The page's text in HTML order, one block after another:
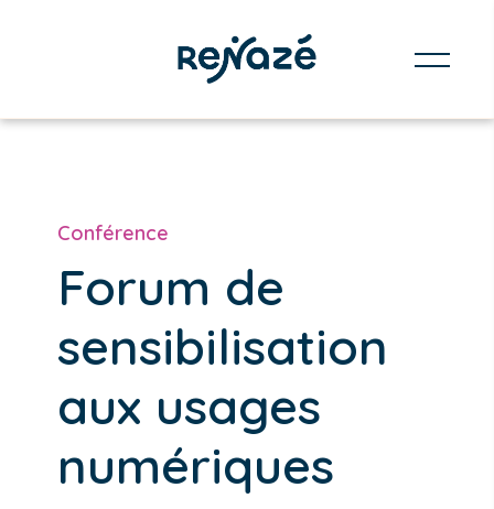
Conférence
Forum de
sensibilisation
aux usages
numériques